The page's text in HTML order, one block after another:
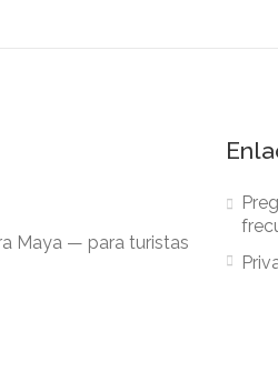
Maya — para turistas